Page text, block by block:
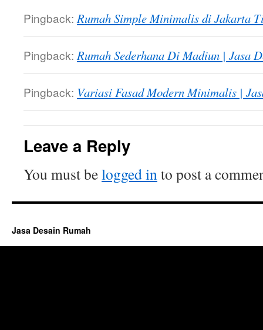
Pingback: Rumah Simple Minimalis di Jakarta
Pingback: Rumah Sederhana Di Madiun | Jasa
Pingback: Variasi Fasad Modern Minimalis |
Leave a Reply
You must belogged into post a
Jasa Desain Rumah